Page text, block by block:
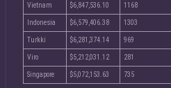
Vietnam $6,847,536.10 1168
Indonesia $6,579,406.38 1303
Turkki $6,281,374.14 969
Viro $5,212,031.12 281
Singapore $5,072,153.63 735